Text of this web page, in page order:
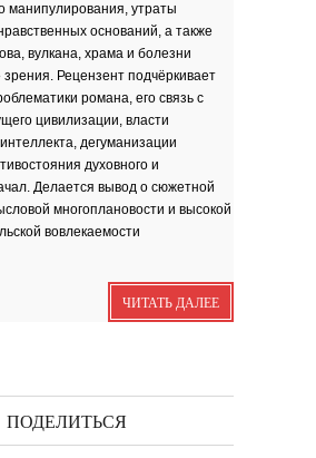
Я видела бога
забившимся в угол...
Исповедь 6. ''ПОЭТ''
Исповедь 4. ''ПАРФЮМЕР''
поэта Ашота...
исполняется 95 лет...
манипулирования, утраты
оснований, а также
вулкана, храма и болезни
Рецензент подчёркивает
романа, его связь с
цивилизации, власти
дегуманизации
духовного и
Делается вывод о сюжетной
многоплановости и высокой
вовлекаемости
ЧИТАТЬ ДАЛЕЕ
ПОДЕЛИТЬСЯ